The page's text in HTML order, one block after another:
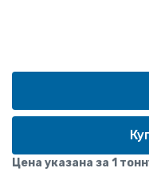
Цена указана за 1